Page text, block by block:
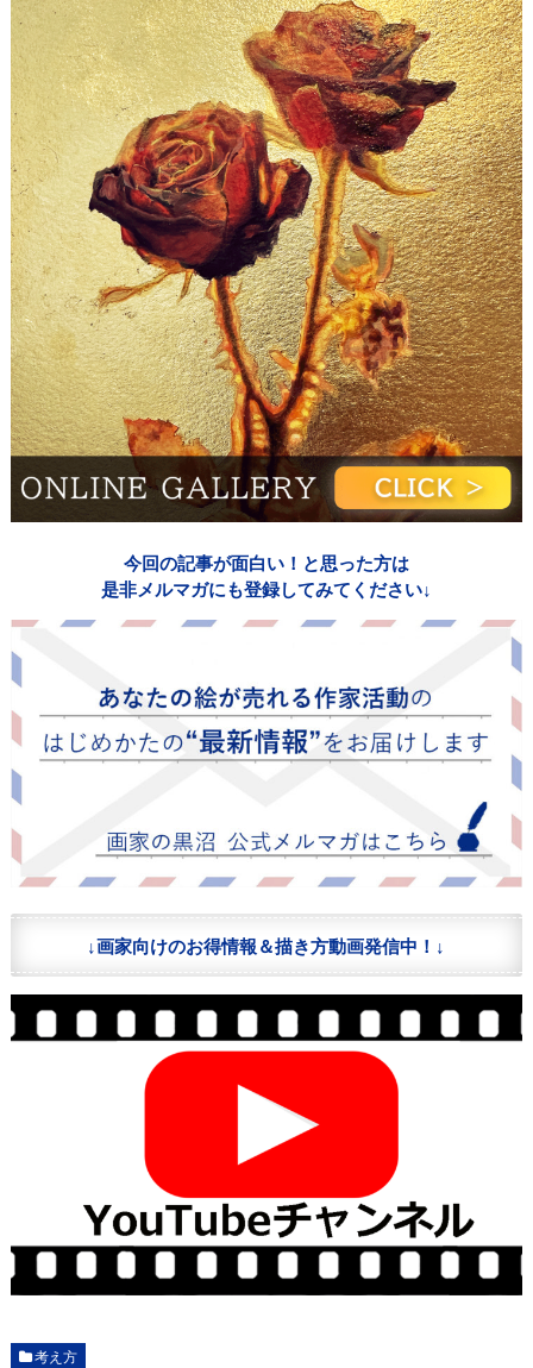
今回の記事が面白い！と思った方は
是非メルマガにも登録してみてください↓
↓画家向けのお得情報＆描き方動画発信中！↓
考え方